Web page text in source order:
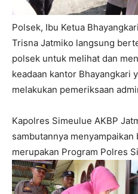
Polsek, Ibu Ketua
Trisna Jatmiko langsung
polsek untuk melihat dan
keadaan kantor Bhayangkari
melakukan pemeriksaan
Kapolres Simeulue AKBP
sambutannya
merupakan Program Polres